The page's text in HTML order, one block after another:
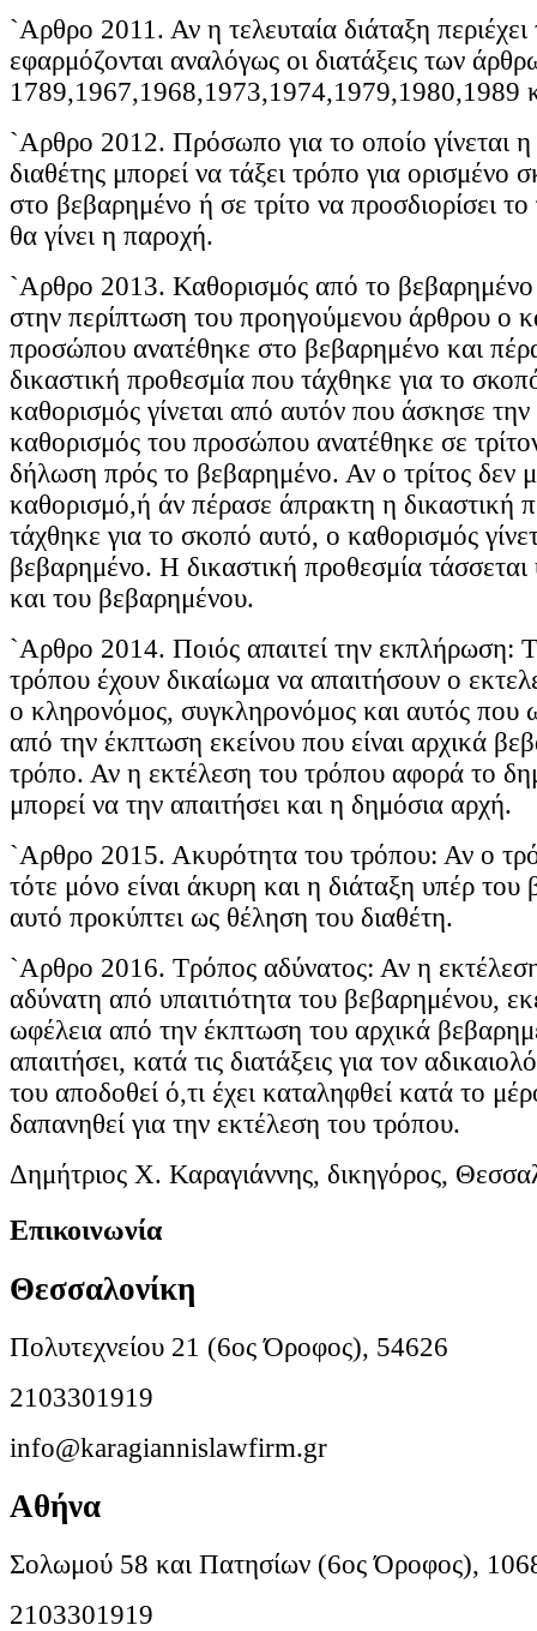
`Αρθρο 2011. Αν η τελευταία διάταξη
εφαρμόζονται αναλόγως οι διατάξεις των
1789,1967,1968,1973,1974,1979,1980,1989
`Αρθρο 2012. Πρόσωπο για το οποίο γίνεται
διαθέτης μπορεί να τάξει τρόπο για ορισμένο
στο βεβαρημένο ή σε τρίτο να προσδιορίσει
θα γίνει η παροχή.
`Αρθρο 2013. Καθορισμός από το βεβαρημένο
στην περίπτωση του προηγούμενου άρθρου ο
προσώπου ανατέθηκε στο βεβαρημένο και
δικαστική προθεσμία που τάχθηκε για το
καθορισμός γίνεται από αυτόν που άσκησε
καθορισμός του προσώπου ανατέθηκε σε
δήλωση πρός το βεβαρημένο. Αν ο τρίτος δεν
καθορισμό,ή άν πέρασε άπρακτη η δικαστική
τάχθηκε για το σκοπό αυτό, ο καθορισμός
βεβαρημένο. Η δικαστική προθεσμία
και του βεβαρημένου.
`Αρθρο 2014. Ποιός απαιτεί την εκπλήρωση:
τρόπου έχουν δικαίωμα να απαιτήσουν ο
ο κληρονόμος, συγκληρονόμος και αυτός που
από την έκπτωση εκείνου που είναι αρχικά
τρόπο. Αν η εκτέλεση του τρόπου αφορά το
μπορεί να την απαιτήσει και η δημόσια αρχή.
`Αρθρο 2015. Ακυρότητα του τρόπου: Αν ο
τότε μόνο είναι άκυρη και η διάταξη υπέρ
αυτό προκύπτει ως θέληση του διαθέτη.
`Αρθρο 2016. Τρόπος αδύνατος: Αν η εκτέλεση
αδύνατη από υπαιτιότητα του βεβαρημένου,
ωφέλεια από την έκπτωση του αρχικά
απαιτήσει, κατά τις διατάξεις για τον
του αποδοθεί ό,τι έχει καταληφθεί κατά το
δαπανηθεί για την εκτέλεση του τρόπου.
Δημήτριος Χ. Καραγιάννης, δικηγόρος,
Επικοινωνία
Θεσσαλονίκη
Πολυτεχνείου 21 (6ος Όροφος), 54626
2103301919
info@karagiannislawfirm.gr
Αθήνα
Σολωμού 58 και Πατησίων (6ος Όροφος),
2103301919